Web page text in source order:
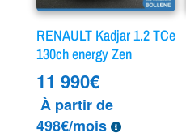
RENAULT Kadjar 1.2 TCe
130ch energy Zen
11 990€
À partir de
498€/mois